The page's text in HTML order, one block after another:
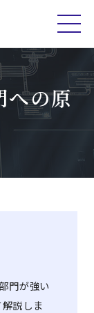
への原
門が強い
説しま